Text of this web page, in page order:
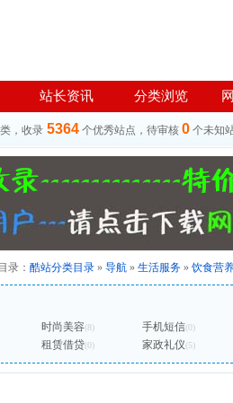
站长资讯 分类浏览
，收录 5364 个优秀站点，待审核 0 个未知
录： 酷站分类目录 » 导航 » 生活服务 » 饮食营
时尚美容(8) 手机短信(0)
租赁借贷(0) 家政礼仪(5)